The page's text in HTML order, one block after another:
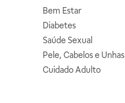
Bem Estar
Diabetes
Saúde Sexual
Pele, Cabelos e Unhas
Cuidado Adulto